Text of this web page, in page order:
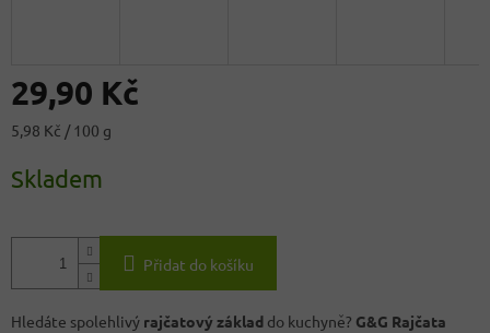
29,90 Kč
Měrná
5,98 Kč / 100 g
Skladem
Přidat do košíku
Hledáte spolehlivý rajčatový základ do kuchyně? G&G Rajčata